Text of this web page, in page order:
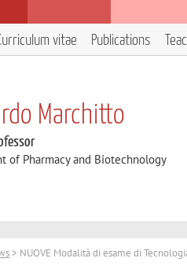
vitae Publications
Marchitto
of Pharmacy and Biotechnology
> NUOVE Modalità di esame di